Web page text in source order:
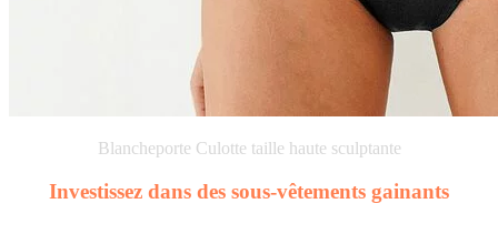
Blancheporte Culotte taille haute sculptante
Investissez dans des sous-vêtements gainants